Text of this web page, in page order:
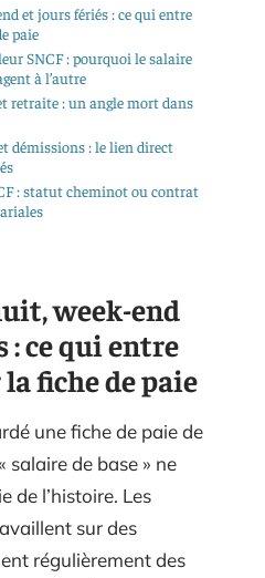
et jours fériés : ce qui entre
paie
SNCF : pourquoi le salaire
à l’autre
retraite : un angle mort dans
démissions : le lien direct
: statut cheminot ou contrat
week-end
: ce qui entre
fiche de paie
une fiche de paie de
salaire de base » ne
de l’histoire. Les
sur des
régulièrement des